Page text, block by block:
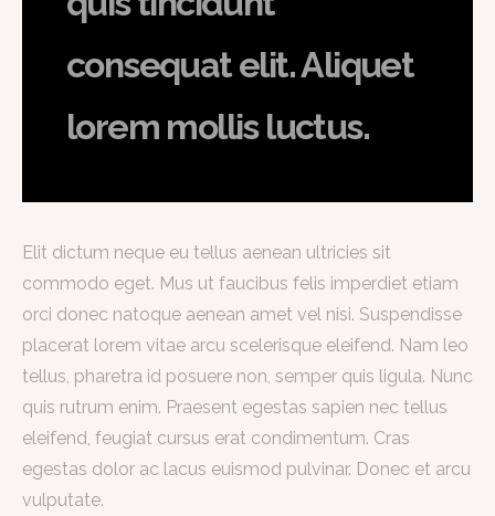
consequat elit. Aliquet
lorem mollis luctus.
Elit dictum neque eu tellus aenean ultricies sit
commodo eget. Mus ut faucibus felis imperdiet etiam
orci donec natoque aenean amet vel nisi. Suspendisse
placerat lorem vitae arcu scelerisque eleifend. Nam leo
tellus, pharetra id posuere non, semper quis ligula. Nunc
quis rutrum enim. Praesent egestas sapien nec tellus
eleifend, feugiat cursus erat condimentum. Cras
egestas dolor ac lacus euismod pulvinar. Donec et arcu
vulputate.